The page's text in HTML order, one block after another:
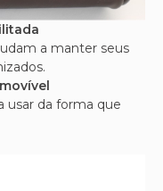
a manter seus
usar da forma que